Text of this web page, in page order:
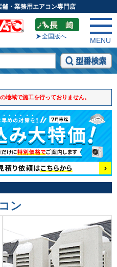
・業務用エアコン専門店
全国版へ
MENU
地域で施工を行っておりません。
ン